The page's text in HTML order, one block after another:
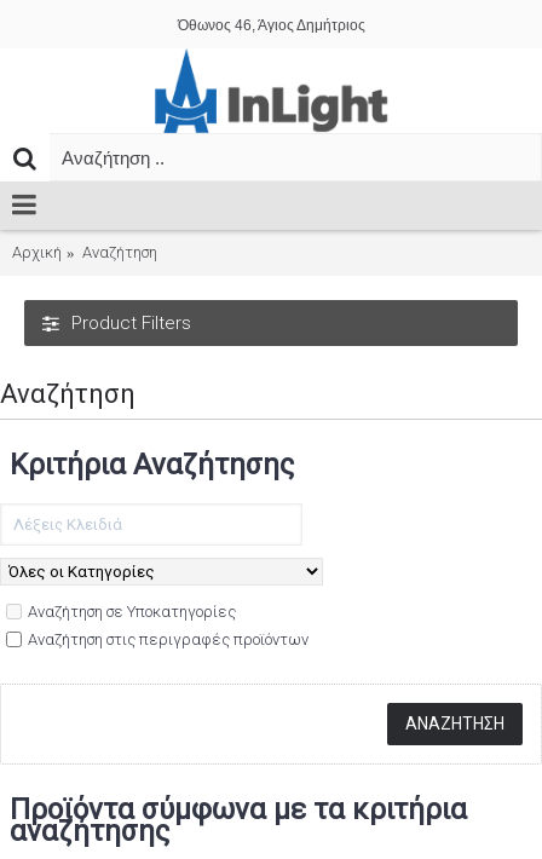
Όθωνος 46, Άγιος Δημήτριος
Αρχική Αναζήτηση
Product Filters
Αναζήτηση
Κριτήρια Αναζήτησης
Αναζήτηση σε Υποκατηγορίες
Αναζήτηση στις περιγραφές προϊόντων
Προϊόντα σύμφωνα με τα κριτήρια
αναζήτησης